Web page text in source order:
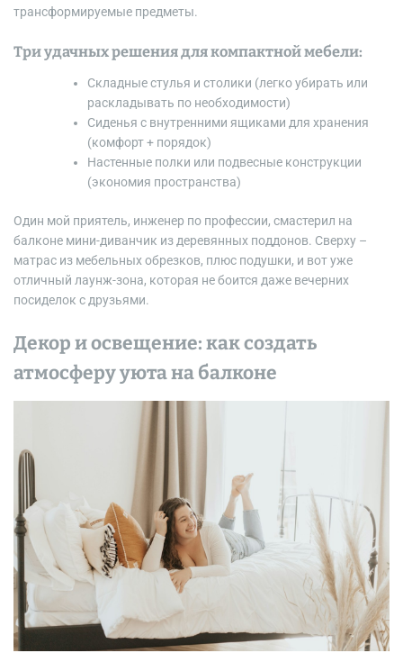
трансформируемые предметы.
Три удачных решения для компактной мебели:
Складные стулья и столики (легко убирать или
раскладывать по необходимости)
Сиденья с внутренними ящиками для хранения
(комфорт + порядок)
Настенные полки или подвесные конструкции
(экономия пространства)
Один мой приятель, инженер по профессии, смастерил на
балконе мини-диванчик из деревянных поддонов. Сверху –
матрас из мебельных обрезков, плюс подушки, и вот уже
отличный лаунж-зона, которая не боится даже вечерних
посиделок с друзьями.
Декор и освещение: как создать
атмосферу уюта на балконе